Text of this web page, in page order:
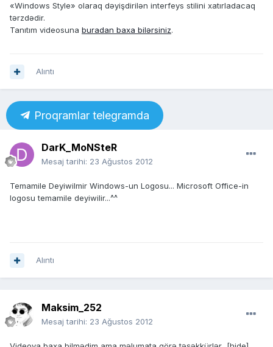
«Windows Style» olaraq dəyişdirilən interfeys stilini xatırladacaq
tərzdədir.
Tanıtım videosuna buradan baxa bilərsiniz.
Alıntı
Proqramlar telegramda
DarK_MoNSteR
Mesaj tarihi: 23 Ağustos 2012
Temamile Deyiwilmir Windows-un Logosu... Microsoft Office-in
logosu temamile deyiwilir...^^
Alıntı
Maksim_252
Mesaj tarihi: 23 Ağustos 2012